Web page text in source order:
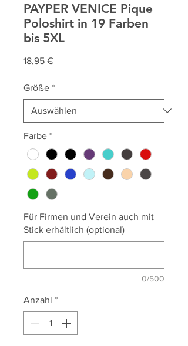
PAYPER VENICE Pique
Poloshirt in 19 Farben
bis 5XL
18,95 €Preis
Größe *
Farbe *
Für Firmen und Verein auch mit
Stick erhältlich (optional)
0/500
Anzahl *